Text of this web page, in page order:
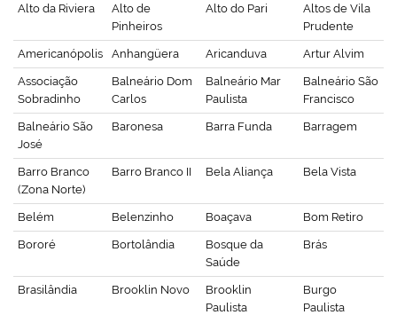
Alto da Riviera
Alto de
Pinheiros
Alto do Pari
Altos de Vila
Prudente
Americanópolis Anhangüera Aricanduva Artur Alvim
Associação
Sobradinho
Balneário Dom
Carlos
Balneário Mar
Paulista
Balneário São
Francisco
Balneário São
José
Baronesa Barra Funda Barragem
Barro Branco
(Zona Norte)
Barro Branco II Bela Aliança Bela Vista
Belém Belenzinho Boaçava Bom Retiro
Bororé Bortolândia
Bosque da
Saúde
Brás
Brasilândia Brooklin Novo
Brooklin
Paulista
Burgo
Paulista